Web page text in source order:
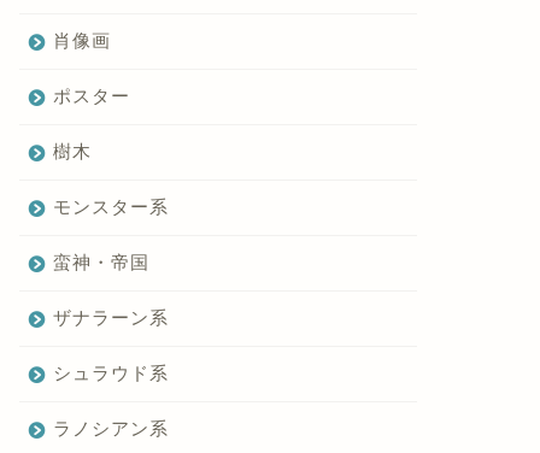
肖像画
ポスター
樹木
モンスター系
蛮神・帝国
ザナラーン系
シュラウド系
ラノシアン系